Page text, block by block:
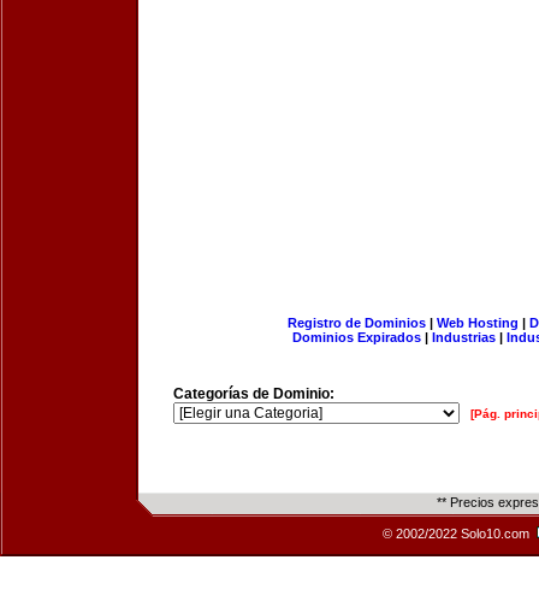
Registro de Dominios| Web Hosting |
Dominios Expirados | Industrias |
Categorías de Dominio:
[Pág.
** Precios
© 2002/2022 Solo10.com